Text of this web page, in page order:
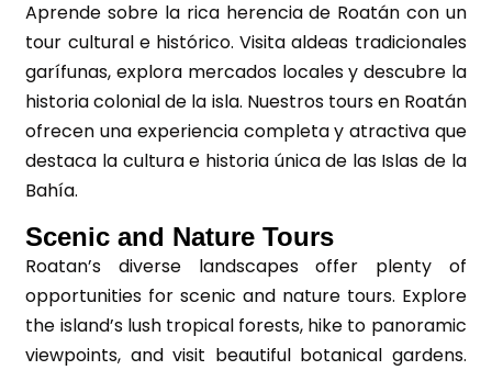
Aprende sobre la rica herencia de Roatán con un
tour cultural e histórico. Visita aldeas tradicionales
garífunas, explora mercados locales y descubre la
historia colonial de la isla. Nuestros tours en Roatán
ofrecen una experiencia completa y atractiva que
destaca la cultura e historia única de las Islas de la
Bahía.
Scenic and Nature Tours
Roatan’s diverse landscapes offer plenty of
opportunities for scenic and nature tours. Explore
the island’s lush tropical forests, hike to panoramic
viewpoints, and visit beautiful botanical gardens.